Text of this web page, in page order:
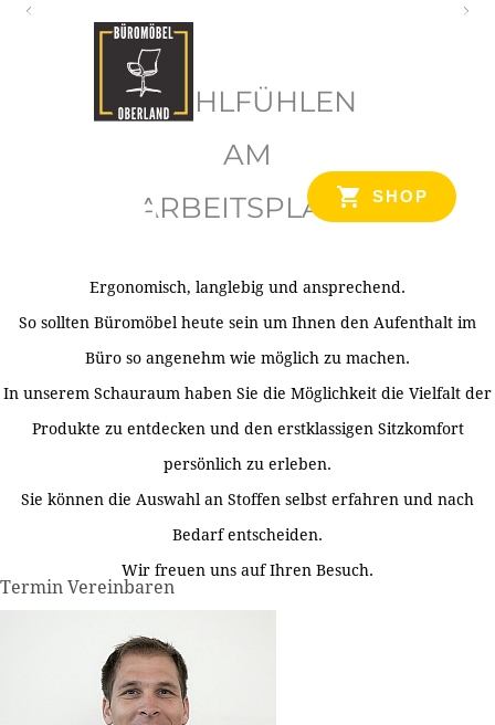
SHOP
WOHLFÜHLEN
AM
ARBEITSPLATZ
Ergonomisch, langlebig und ansprechend.
So sollten Büromöbel heute sein um Ihnen den Aufenthalt im
Büro so angenehm wie möglich zu machen.
In unserem Schauraum haben Sie die Möglichkeit die Vielfalt der
Produkte zu entdecken und den erstklassigen Sitzkomfort
persönlich zu erleben.
Sie können die Auswahl an Stoffen selbst erfahren und nach
Bedarf entscheiden.
Wir freuen uns auf Ihren Besuch.
Termin Vereinbaren